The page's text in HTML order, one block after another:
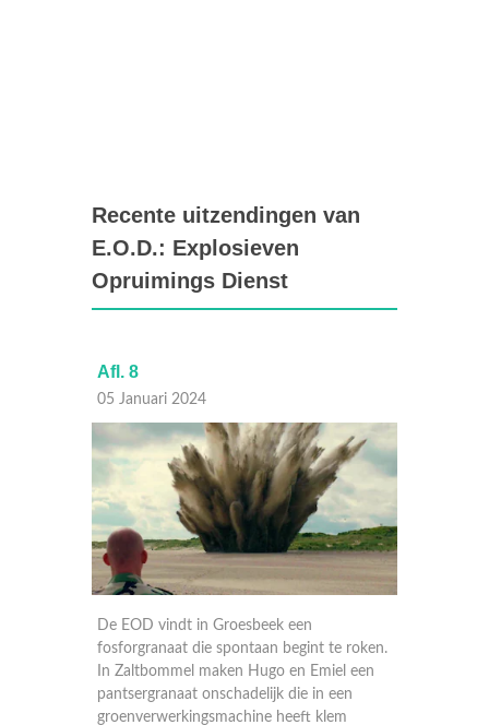
Recente uitzendingen van
E.O.D.: Explosieven
Opruimings Dienst
Afl. 8
05 Januari 2024
De EOD vindt in Groesbeek een
fosforgranaat die spontaan begint te roken.
In Zaltbommel maken Hugo en Emiel een
pantsergranaat onschadelijk die in een
groenverwerkingsmachine heeft klem